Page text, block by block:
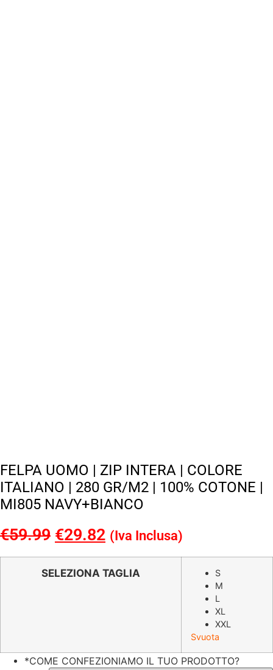
FELPA UOMO | ZIP INTERA | COLORE
ITALIANO | 280 GR/M2 | 100% COTONE |
MI805 NAVY+BIANCO
€59.99 Il
prezzo
originale
€29.82 Il
prezzo
attuale
(Iva Inclusa)
SELEZIONA TAGLIA
S
M
L
XL
XXL
Svuota
*COME CONFEZIONIAMO IL TUO PRODOTTO?